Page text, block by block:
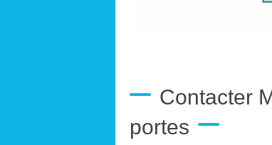
Contacter
portes